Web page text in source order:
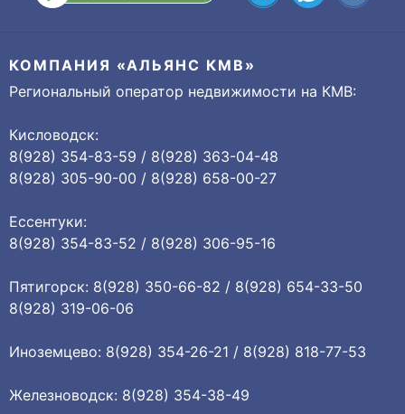
КОМПАНИЯ «АЛЬЯНС КМВ»
Региональный оператор недвижимости на КМВ:
Кисловодск:
8(928) 354-83-59 / 8(928) 363-04-48
8(928) 305-90-00 / 8(928) 658-00-27
Ессентуки:
8(928) 354-83-52 / 8(928) 306-95-16
Пятигорск: 8(928) 350-66-82 / 8(928) 654-33-50
8(928) 319-06-06
Иноземцево: 8(928) 354-26-21 / 8(928) 818-77-53
Железноводск: 8(928) 354-38-49